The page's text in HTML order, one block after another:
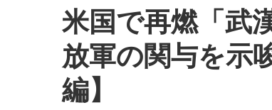
米国で再燃「武
放軍の関与を示
編】